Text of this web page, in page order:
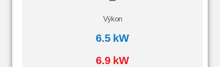
Výkon
6.5 kW
6.9 kW